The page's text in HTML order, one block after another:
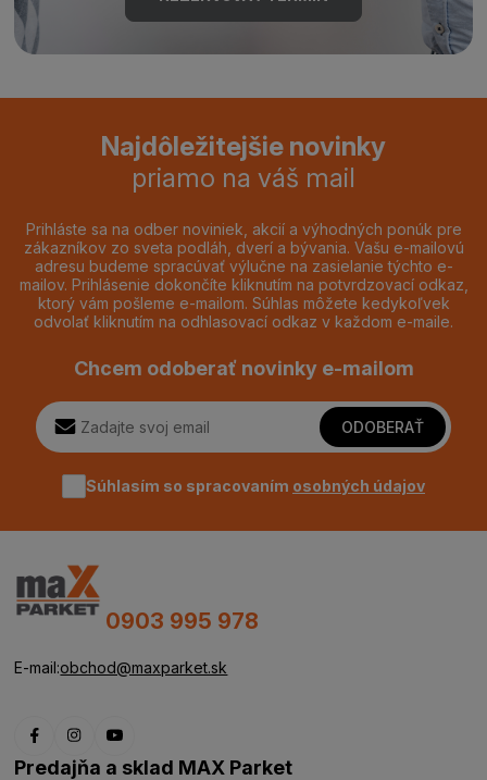
Najdôležitejšie novinky
priamo na váš mail
Prihláste sa na odber noviniek, akcií a výhodných ponúk pre
zákazníkov zo sveta podláh, dverí a bývania. Vašu e-mailovú
adresu budeme spracúvať výlučne na zasielanie týchto e-
mailov. Prihlásenie dokončíte kliknutím na potvrdzovací odkaz,
ktorý vám pošleme e-mailom. Súhlas môžete kedykoľvek
odvolať kliknutím na odhlasovací odkaz v každom e-maile.
Chcem odoberať novinky e-mailom
ODOBERAŤ
Súhlasím so spracovaním osobných údajov
0903 995 978
E-mail:obchod@maxparket.sk
Predajňa a sklad MAX Parket